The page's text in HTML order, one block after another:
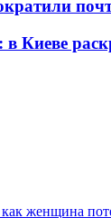
Киеве